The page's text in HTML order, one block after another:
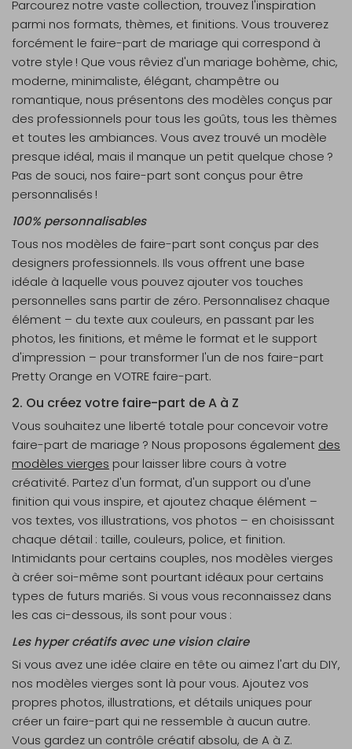
Parcourez notre vaste collection, trouvez l'inspiration
parmi nos formats, thèmes, et finitions. Vous trouverez
forcément le faire-part de mariage qui correspond à
votre style ! Que vous rêviez d'un mariage bohème, chic,
moderne, minimaliste, élégant, champêtre ou
romantique, nous présentons des modèles conçus par
des professionnels pour tous les goûts, tous les thèmes
et toutes les ambiances. Vous avez trouvé un modèle
presque idéal, mais il manque un petit quelque chose ?
Pas de souci, nos faire-part sont conçus pour être
personnalisés !
100% personnalisables
Tous nos modèles de faire-part sont conçus par des
designers professionnels. Ils vous offrent une base
idéale à laquelle vous pouvez ajouter vos touches
personnelles sans partir de zéro. Personnalisez chaque
élément – du texte aux couleurs, en passant par les
photos, les finitions, et même le format et le support
d'impression – pour transformer l'un de nos faire-part
Pretty Orange en VOTRE faire-part.
2. Ou créez votre faire-part de A à Z
Vous souhaitez une liberté totale pour concevoir votre
faire-part de mariage ? Nous proposons également des
modèles vierges pour laisser libre cours à votre
créativité. Partez d'un format, d'un support ou d'une
finition qui vous inspire, et ajoutez chaque élément –
vos textes, vos illustrations, vos photos – en choisissant
chaque détail : taille, couleurs, police, et finition.
Intimidants pour certains couples, nos modèles vierges
à créer soi-même sont pourtant idéaux pour certains
types de futurs mariés. Si vous vous reconnaissez dans
les cas ci-dessous, ils sont pour vous :
Les hyper créatifs avec une vision claire
Si vous avez une idée claire en tête ou aimez l'art du DIY,
nos modèles vierges sont là pour vous. Ajoutez vos
propres photos, illustrations, et détails uniques pour
créer un faire-part qui ne ressemble à aucun autre.
Vous gardez un contrôle créatif absolu, de A à Z.